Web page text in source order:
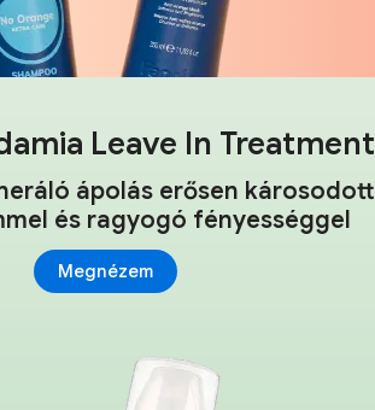
Leave In Treatment
ápolás erősen károsodott
és ragyogó fényességgel
Megnézem